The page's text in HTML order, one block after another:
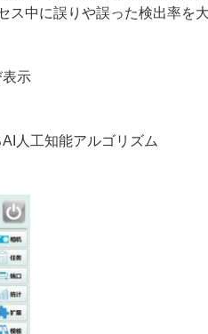
ス中に誤りや誤った検出率を
示
人工知能アルゴリズム